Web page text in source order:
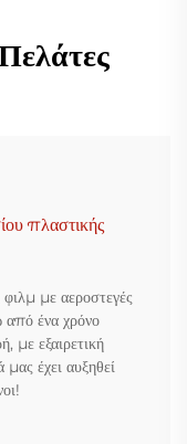
πλαστικής
με αεροστεγές
από ένα χρόνο
με εξαιρετική
έχει αυξηθεί